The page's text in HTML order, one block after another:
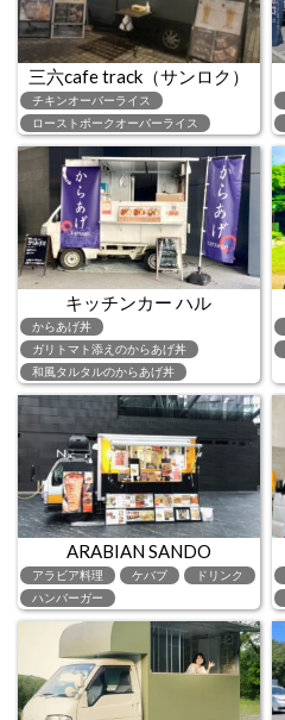
三六cafe track（サンロク）
チキンオーバーライス
ローストポークオーバーライス
キッチンカー ハル
からあげ丼
ガリトマト添えのからあげ丼
和風タルタルのからあげ丼
ARABIAN SANDO
アラビア料理 ケバブ
ドリンク
ハンバーガー